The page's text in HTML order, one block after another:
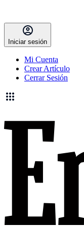
Iniciar sesión
Mi Cuenta
Crear Artículo
Cerrar Sesión